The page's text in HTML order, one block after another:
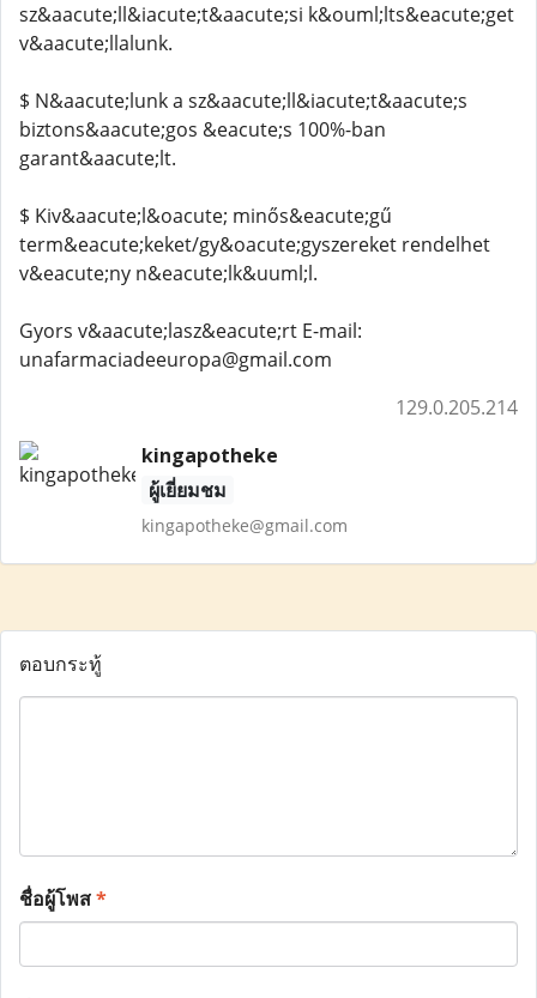
sz&aacute;ll&iacute;t&aacute;si k&ouml;lts&eacute;get
v&aacute;llalunk.
$ N&aacute;lunk a sz&aacute;ll&iacute;t&aacute;s
biztons&aacute;gos &eacute;s 100%-ban
garant&aacute;lt.
$ Kiv&aacute;l&oacute; minős&eacute;gű
term&eacute;keket/gy&oacute;gyszereket rendelhet
v&eacute;ny n&eacute;lk&uuml;l.
Gyors v&aacute;lasz&eacute;rt E-mail:
unafarmaciadeeuropa@gmail.com
129.0.205.214
kingapotheke
ผู้เยี่ยมชม
kingapotheke@gmail.com
ตอบกระทู้
ชื่อผู้โพส*